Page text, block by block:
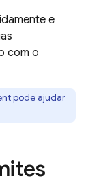
e
com o
pode ajudar